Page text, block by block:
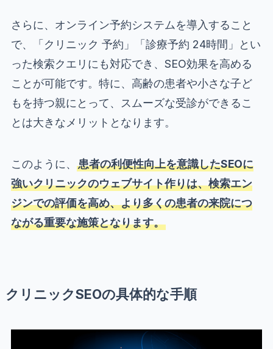
さらに、オンライン予約システムを導入すること
で、「クリニック 予約」「診療予約 24時間」とい
った検索クエリにも対応でき、SEO効果を高める
ことが可能です。特に、高齢の患者や小さな子ど
もを持つ親にとって、スムーズな受診ができるこ
とは大きなメリットとなります。
このように、 患者の利便性向上を意識したSEOに
強いクリニックのウェブサイト作りは、検索エン
ジンでの評価を高め、より多くの患者の来院につ
ながる重要な施策となります。
クリニックSEOの具体的な手順